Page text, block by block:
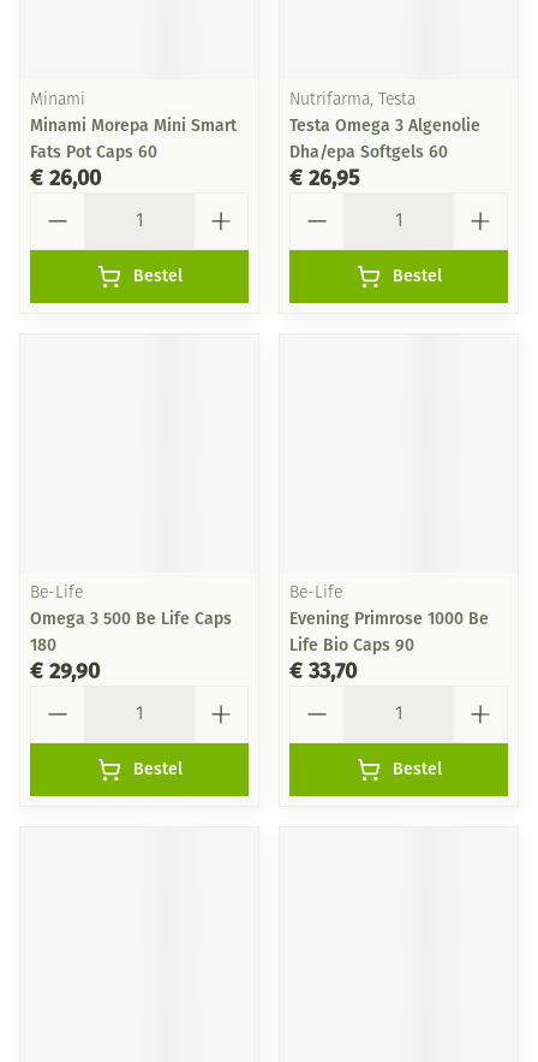
Minami
Minami Morepa Mini Smart
Fats Pot Caps 60
€ 26,00
Bestel
Nutrifarma, Testa
Testa Omega 3 Algenolie
Dha/epa Softgels 60
€ 26,95
Bestel
Be-Life
Omega 3 500 Be Life Caps
180
€ 29,90
Bestel
Be-Life
Evening Primrose 1000 Be
Life Bio Caps 90
€ 33,70
Bestel